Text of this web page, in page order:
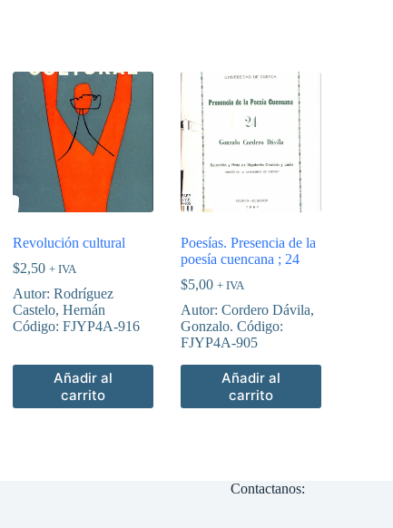
Revolución cultural
$2,50 + IVA
Autor: Rodríguez
Castelo, Hernán
Código: FJYP4A-916
Añadir al
carrito
Poesías. Presencia de la
poesía cuencana ; 24
$5,00 + IVA
Autor: Cordero Dávila,
Gonzalo. Código:
FJYP4A-905
Añadir al
carrito
Contactanos: